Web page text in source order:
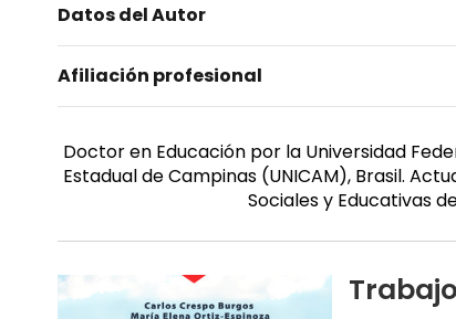
Datos del Autor
Afiliación profesional
Doctor en Educación por la Universidad
Estadual de Campinas (UNICAM), Brasil.
Sociales y Educativas